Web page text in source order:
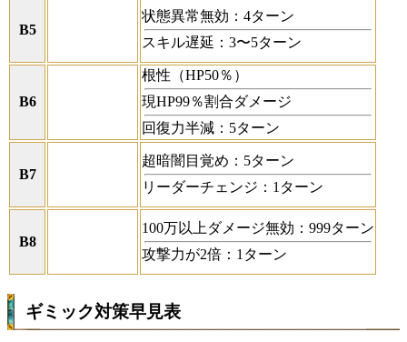
B5
状態異常無効：4ターン
スキル遅延：3〜5ターン
B6
根性（HP50％）
現HP99％割合ダメージ
回復力半減：5ターン
B7
超暗闇目覚め：5ターン
リーダーチェンジ：1ターン
B8
100万以上ダメージ無効：999ターン
攻撃力が2倍：1ターン
ギミック対策早見表